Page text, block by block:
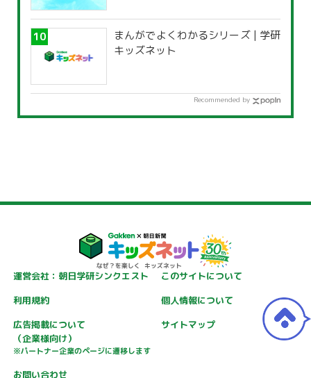
まんがでよくわかるシリーズ | 学研
キッズネット
Recommended by
運営会社：朝日学研シンクエスト
このサイトについて
利用規約
個人情報について
広告掲載について
（企業様向け）
※パートナー企業のページに遷移します
サイトマップ
お問い合わせ